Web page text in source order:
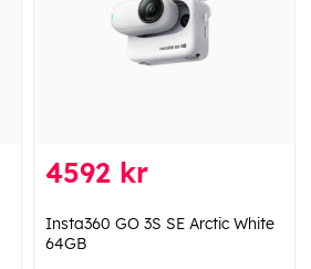
4592 kr
Insta360 GO 3S SE Arctic White
64GB